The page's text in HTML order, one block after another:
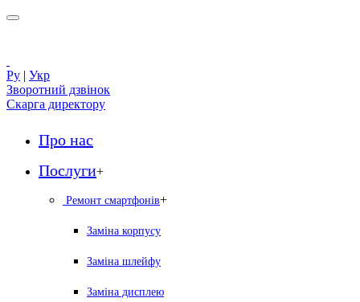
Ру | Укр
Зворотний дзвінок
Скарга директору
Про нас
Послуги+
Ремонт смартфонів+
Заміна корпусу
Заміна шлейфу
Заміна дисплею